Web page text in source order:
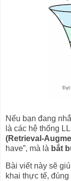
Nếu bạn đang
là các hệ thống
(Retrieval-
have”, mà là bắt
Bài viết này sẽ
khai thực tế,